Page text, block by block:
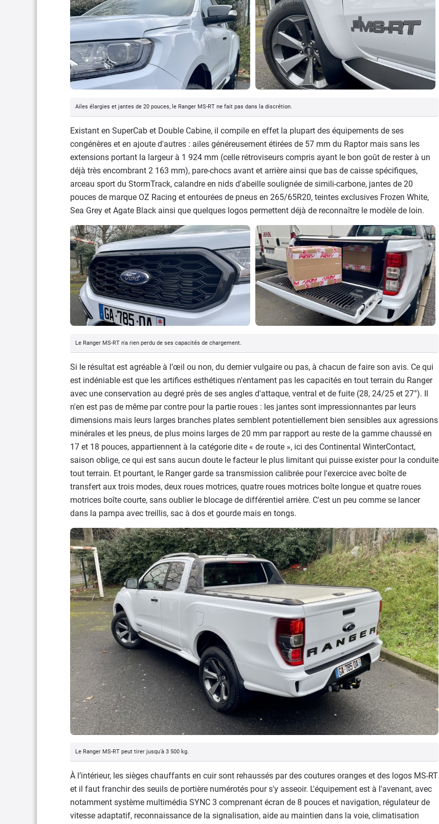
Ailes élargies et jantes de 20 pouces, le Ranger MS-RT ne fait pas dans la discrétion.
Existant en SuperCab et Double Cabine, il compile en effet la plupart des équipements de ses
congénères et en ajoute d'autres : ailes généreusement étirées de 57 mm du Raptor mais sans les
extensions portant la largeur à 1 924 mm (celle rétroviseurs compris ayant le bon goût de rester à un
déjà très encombrant 2 163 mm), pare-chocs avant et arrière ainsi que bas de caisse spécifiques,
arceau sport du StormTrack, calandre en nids d'abeille soulignée de simili-carbone, jantes de 20
pouces de marque OZ Racing et entourées de pneus en 265/65R20, teintes exclusives Frozen White,
Sea Grey et Agate Black ainsi que quelques logos permettent déjà de reconnaître le modèle de loin.
Le Ranger MS-RT n'a rien perdu de ses capacités de chargement.
Si le résultat est agréable à l’œil ou non, du dernier vulgaire ou pas, à chacun de faire son avis. Ce qui
est indéniable est que les artifices esthétiques n'entament pas les capacités en tout terrain du Ranger
avec une conservation au degré près de ses angles d'attaque, ventral et de fuite (28, 24/25 et 27°). Il
n'en est pas de même par contre pour la partie roues : les jantes sont impressionnantes par leurs
dimensions mais leurs larges branches plates semblent potentiellement bien sensibles aux agressions
minérales et les pneus, de plus moins larges de 20 mm par rapport au reste de la gamme chaussé en
17 et 18 pouces, appartiennent à la catégorie dite « de route », ici des Continental WinterContact,
saison oblige, ce qui est sans aucun doute le facteur le plus limitant qui puisse exister pour la conduite
tout terrain. Et pourtant, le Ranger garde sa transmission calibrée pour l'exercice avec boîte de
transfert aux trois modes, deux roues motrices, quatre roues motrices boîte longue et quatre roues
motrices boîte courte, sans oublier le blocage de différentiel arrière. C'est un peu comme se lancer
dans la pampa avec treillis, sac à dos et gourde mais en tongs.
Le Ranger MS-RT peut tirer jusqu'à 3 500 kg.
À l’intérieur, les sièges chauffants en cuir sont rehaussés par des coutures oranges et des logos MS-RT
et il faut franchir des seuils de portière numérotés pour s'y asseoir. L'équipement est à l'avenant, avec
notamment système multimédia SYNC 3 comprenant écran de 8 pouces et navigation, régulateur de
vitesse adaptatif, reconnaissance de la signalisation, aide au maintien dans la voie, climatisation